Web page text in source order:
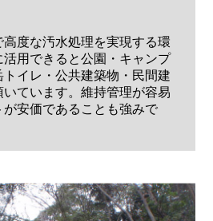
度な汚水処理を実現する環
用できると公園・キャンプ
イレ・公共建築物・民間建
ています。維持管理が容易
安価であることも強みで